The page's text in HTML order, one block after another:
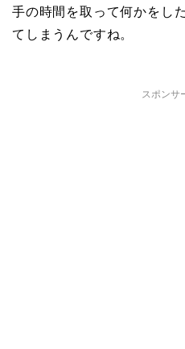
手の時間を取って何かをし
てしまうんですね。
スポンサ